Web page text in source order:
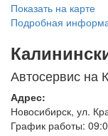
Показать на карте
Подробная
Автосервис на
Адрес:
Новосибирск, ул.
График работы: